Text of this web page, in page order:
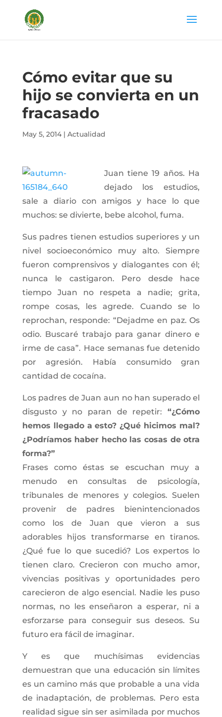
Cómo evitar que su
hijo se convierta en un
fracasado
May 5, 2014| Actualidad
Juan tiene 19 años. Ha
dejado los estudios,
sale a diario con amigos y hace lo que
muchos: se divierte, bebe alcohol, fuma.
Sus padres tienen estudios superiores y un
nivel socioeconómico muy alto. Siempre
fueron comprensivos y dialogantes con él;
nunca le castigaron. Pero desde hace
tiempo Juan no respeta a nadie; grita,
rompe cosas, les agrede. Cuando se lo
reprochan, responde: “Dejadme en paz. Os
odio. Buscaré trabajo para ganar dinero e
irme de casa”. Hace semanas fue detenido
por agresión. Había consumido gran
cantidad de cocaína.
Los padres de Juan aun no han superado el
disgusto y no paran de repetir:“¿Cómo
hemos llegado a esto? ¿Qué hicimos mal?
¿Podríamos haber hecho las cosas de otra
forma?”
Frases como éstas se escuchan muy a
menudo en consultas de psicología,
tribunales de menores y colegios. Suelen
provenir de padres bienintencionados
como los de Juan que vieron a sus
adorables hijos transformarse en tiranos.
¿Qué fue lo que sucedió? Los expertos lo
tienen claro. Crecieron con mucho amor,
vivencias positivas y oportunidades pero
carecieron de algo esencial. Nadie les puso
normas, no les enseñaron a esperar, ni a
esforzarse para conseguir sus deseos. Su
futuro era fácil de imaginar.
Y es que muchísimas evidencias
demuestran que una educación sin límites
es un camino más que probable a una vida
de inadaptación, de problemas. Pero esta
realidad sigue sin ser asimilada por muchos